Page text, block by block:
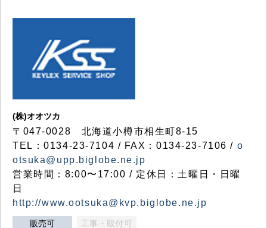
(株)オオツカ
〒047-0028 北海道小樽市相生町8-15
TEL：0134-23-7104 / FAX：0134-23-7106 / o
otsuka@upp.biglobe.ne.jp
営業時間：8:00〜17:00 / 定休日：土曜日・日曜
日
http://www.ootsuka@kvp.biglobe.ne.jp
販売可 工事・取付可